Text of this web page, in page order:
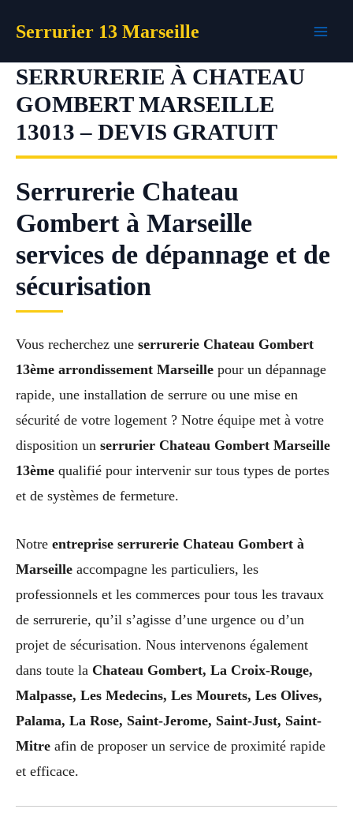
Serrurier 13 Marseille
SERRURERIE À CHATEAU
GOMBERT MARSEILLE
13013 – DEVIS GRATUIT
Serrurerie Chateau
Gombert à Marseille
services de dépannage et de
sécurisation
Vous recherchez une serrurerie Chateau Gombert
13ème arrondissement Marseille pour un dépannage
rapide, une installation de serrure ou une mise en
sécurité de votre logement ? Notre équipe met à votre
disposition un serrurier Chateau Gombert Marseille
13ème qualifié pour intervenir sur tous types de portes
et de systèmes de fermeture.
Notre entreprise serrurerie Chateau Gombert à
Marseille accompagne les particuliers, les
professionnels et les commerces pour tous les travaux
de serrurerie, qu’il s’agisse d’une urgence ou d’un
projet de sécurisation. Nous intervenons également
dans toute la Chateau Gombert, La Croix-Rouge,
Malpasse, Les Medecins, Les Mourets, Les Olives,
Palama, La Rose, Saint-Jerome, Saint-Just, Saint-
Mitre afin de proposer un service de proximité rapide
et efficace.